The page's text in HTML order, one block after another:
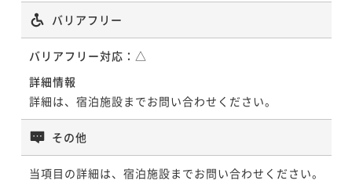
バリアフリー
バリアフリー対応： △
詳細情報
詳細は、宿泊施設までお問い合わせください。
その他
当項目の詳細は、宿泊施設までお問い合わせください。